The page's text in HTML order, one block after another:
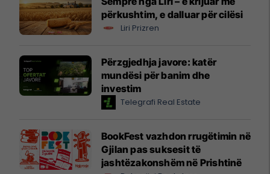
përkushtim, e dalluar për cilësi
Liri Prizren
Përzgjedhja javore: katër
mundësi për banim dhe
investim
Telegrafi Real Estate
BookFest vazhdon rrugëtimin në
Gjilan pas suksesit të
jashtëzakonshëm në Prishtinë